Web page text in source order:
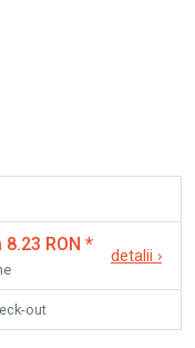
RON *
detalii ›
out